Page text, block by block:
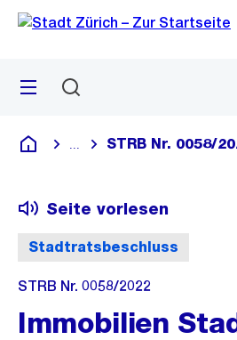
Navigation
Sprunglink
Menü
Deutsch
Blende alle Breadcrumbs ein
STRB Nr. 0058/
Stadtratsbeschluss
Seite vorlesen
STRB Nr. 0058/2022
Immobilien